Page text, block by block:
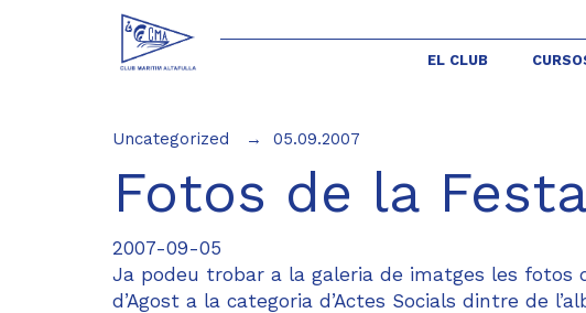
EL CLUB
Uncategorized 05.09.2007
Fotos de la
2007-09-05
Ja podeu trobar a la galeria de imatges les fotos
d’Agost a la categoria d’Actes Socials dintre de